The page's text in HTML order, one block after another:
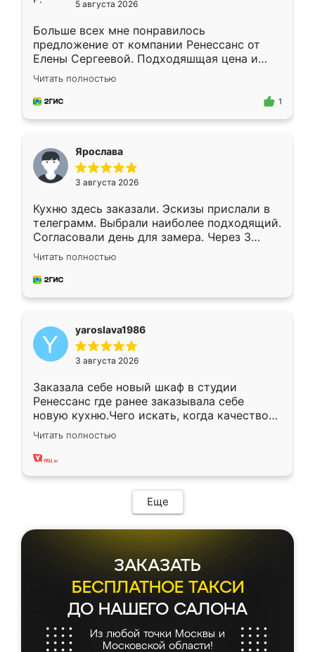
5 августа 2026
Больше всех мне понравилось
предложение от компании Ренессанс от
Елены Сергеевой. Подходяшщая цена и
короткие сроки изготовления. Приехавший
для замера сотрудник Владислав
предложил по моему эскизу самый
Читать полностью
1
Ярослава
3 августа 2026
Кухню здесь заказали. Эскизы прислали в
телеграмм. Выбрали наиболее подходящий.
Согласовали день для замера. Через 3
недели кухня была уже готова. Остались
довольны работой. Спасибо Ренессанс
мебель за качественную работу!
Читать полностью
yaroslava1986
3 августа 2026
Заказала себе новый шкаф в студии
Ренессанс где ранее заказывала себе
новую кухню.Чего искать, когда качеством
вполне довольна. Служит кухня уже почти
два года, нареканий нет.
Читать полностью
Еще
ЗАКАЗАТЬ
БЕСПЛАТНОЕ ТАКСИ
ДО НАШЕГО САЛОНА
Из любой точки Москвы и
Московской области!